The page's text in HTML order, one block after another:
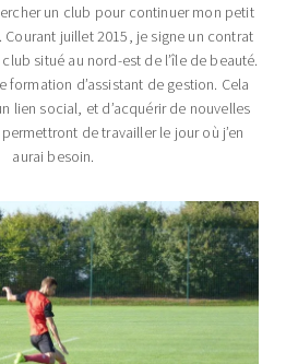
un club pour continuer mon petit
juillet 2015, je signe un contrat
situé au nord-est de l’île de beauté.
formation d’assistant de gestion. Cela
lien social, et d’acquérir de nouvelles
de travailler le jour où j’en
aurai besoin.